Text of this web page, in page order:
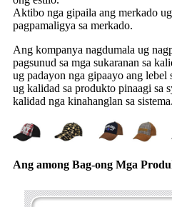
Aktibo nga gipaila ang merkado
pagpamaligya sa merkado.
Ang kompanya nagdumala ug
pagsunud sa mga sukaranan sa
ug padayon nga gipaayo ang lebel
ug kalidad sa produkto pinaagi sa
kalidad nga kinahanglan sa sistema.
Ang among Bag-ong Mga